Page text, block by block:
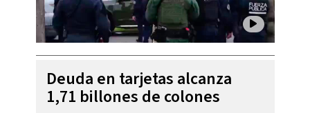
Deuda en tarjetas alcanza
1,71 billones de colones